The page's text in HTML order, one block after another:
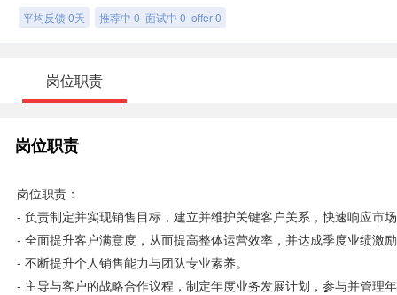
平均反馈 0天 推荐中 0 面试中 0 offer 0
岗位职责
岗位职责
岗位职责：
- 负责制定并实现销售目标，建立并维护关键客户关系，快速响应市
- 全面提升客户满意度，从而提高整体运营效率，并达成季度业绩激
- 不断提升个人销售能力与团队专业素养。
- 主导与客户的战略合作议程，制定年度业务发展计划，参与并管理